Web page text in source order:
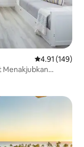
Penarafan
4.91 (149)
Menakjubkan